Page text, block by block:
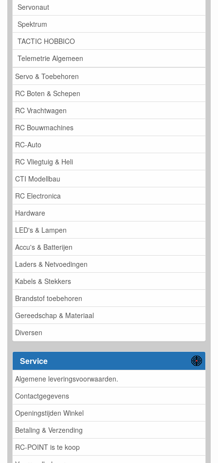
Servonaut
Spektrum
TACTIC HOBBICO
Telemetrie Algemeen
Servo & Toebehoren
RC Boten & Schepen
RC Vrachtwagen
RC Bouwmachines
RC-Auto
RC Vliegtuig & Heli
CTI Modellbau
RC Electronica
Hardware
LED's & Lampen
Accu's & Batterijen
Laders & Netvoedingen
Kabels & Stekkers
Brandstof toebehoren
Gereedschap & Materiaal
Diversen
Service
Algemene leveringsvoorwaarden.
Contactgegevens
Openingstijden Winkel
Betaling & Verzending
RC-POINT is te koop